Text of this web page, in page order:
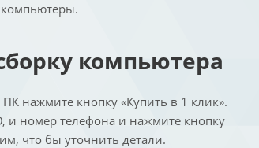
компьютеры.
компьютера
нажмите кнопку «Купить в 1 клик».
и номер телефона и нажмите кнопку
что бы уточнить детали.